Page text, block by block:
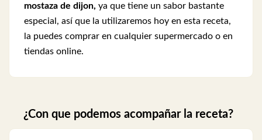
mostaza de dijon, ya que tiene un sabor bastante
especial, así que la utilizaremos hoy en esta receta,
la puedes comprar en cualquier supermercado o en
tiendas online.
¿Con que podemos acompañar la receta?